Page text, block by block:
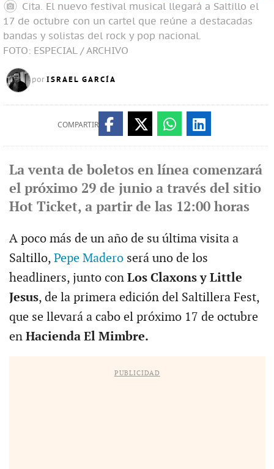
Cita. El nuevo festival musical llegará a Saltillo el
17 de octubre con un cartel que reúne a destacadas
bandas y solistas del rock y pop nacional.
FOTO: ESPECIAL / ARCHIVO
por ISRAEL GARCÍA
COMPARTIR
La venta de boletos en línea comenzará
el próximo 29 de junio a través del sitio
Hot Ticket, a partir de las 12:00 horas
A poco más de un año de su última visita a
Saltillo, Pepe Maderoserá uno de los
headliners, junto con Los Claxons y Little
Jesus, de la primera edición del Saltillera Fest,
que se llevará a cabo el próximo 17 de octubre
enHacienda El Mimbre.
PUBLICIDAD